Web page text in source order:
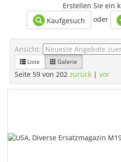
Erstellen Sie ein
Kaufgesuch
oder
Ansicht:
Liste Galerie
Seite 59 von 202 zurück | vor